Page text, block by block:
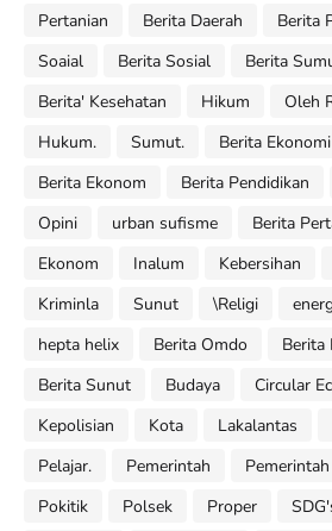
Pertanian
Berita Daerah
Berita
Soaial
Berita Sosial
Berita
Berita' Kesehatan
Hikum Oleh
Hukum.
Sumut. Berita Ekonomi
Berita Ekonom
Berita Pendidikan
Opini
urban sufisme Berita
Ekonom
Inalum Kebersihan
Kriminla
Sunut \Religi
hepta helix
Berita Omdo
Berita
Berita Sunut
Budaya
Circular
Kepolisian
Kota Lakalantas
Pelajar.
Pemerintah
Pokitik
Polsek Proper